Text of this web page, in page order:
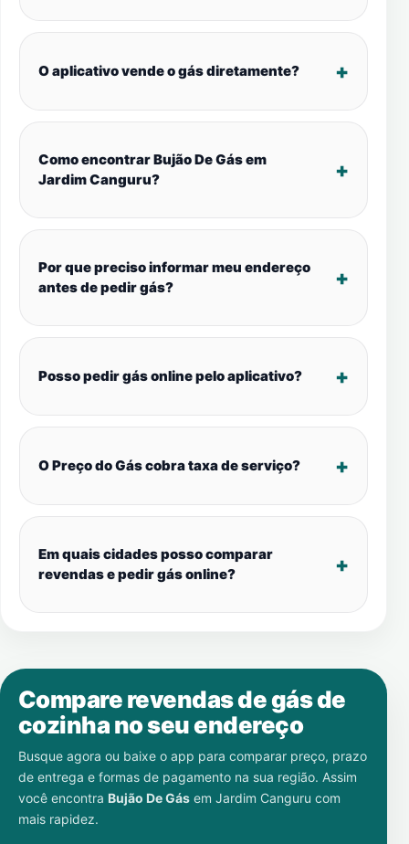
O aplicativo vende o gás diretamente?
Como encontrar Bujão De Gás em
Jardim Canguru?
Por que preciso informar meu endereço
antes de pedir gás?
Posso pedir gás online pelo aplicativo?
O Preço do Gás cobra taxa de serviço?
Em quais cidades posso comparar
revendas e pedir gás online?
Compare revendas de gás de
cozinha no seu endereço
Busque agora ou baixe o app para comparar preço, prazo
de entrega e formas de pagamento na sua região. Assim
você encontra Bujão De Gás em Jardim Canguru com
mais rapidez.